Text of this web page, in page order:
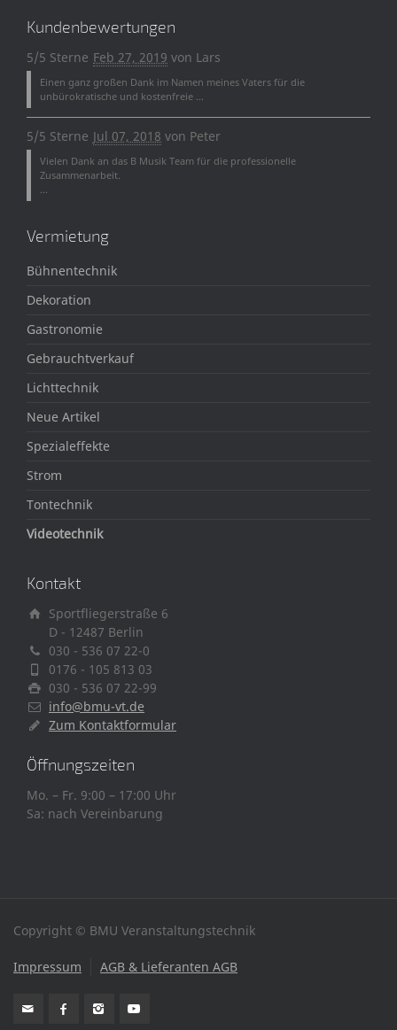
Kundenbewertungen
5/5 Sterne Feb 27, 2019 von Lars
Einen ganz großen Dank im Namen meines Vaters für die
unbürokratische und kostenfreie ...
5/5 Sterne Jul 07, 2018 von Peter
Vielen Dank an das B Musik Team für die professionelle
Zusammenarbeit.
Vermietung
Bühnentechnik
Dekoration
Gastronomie
Gebrauchtverkauf
Lichttechnik
Neue Artikel
Spezialeffekte
Strom
Tontechnik
Videotechnik
Kontakt
Sportfliegerstraße 6
D - 12487 Berlin
030 - 536 07 22-0
0176 - 105 813 03
030 - 536 07 22-99
info@bmu-vt.de
Zum Kontaktformular
Öffnungszeiten
Mo. – Fr. 9:00 – 17:00 Uhr
Sa: nach Vereinbarung
Copyright © BMU Veranstaltungstechnik
Impressum AGB & Lieferanten AGB